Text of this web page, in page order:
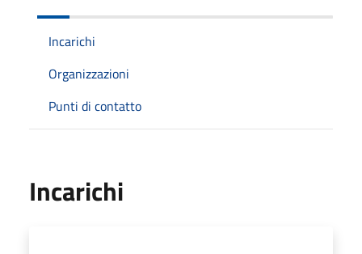
Incarichi
Organizzazioni
Punti di contatto
Incarichi